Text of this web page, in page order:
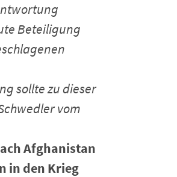
Beteiligung
sollte zu dieser
vom
Afghanistan
in den Krieg